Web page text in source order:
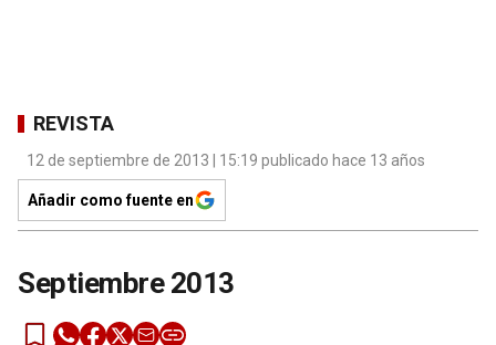
REVISTA
12 de septiembre de 2013 | 15:19 publicado hace 13 años
Añadir como fuente en
Septiembre 2013